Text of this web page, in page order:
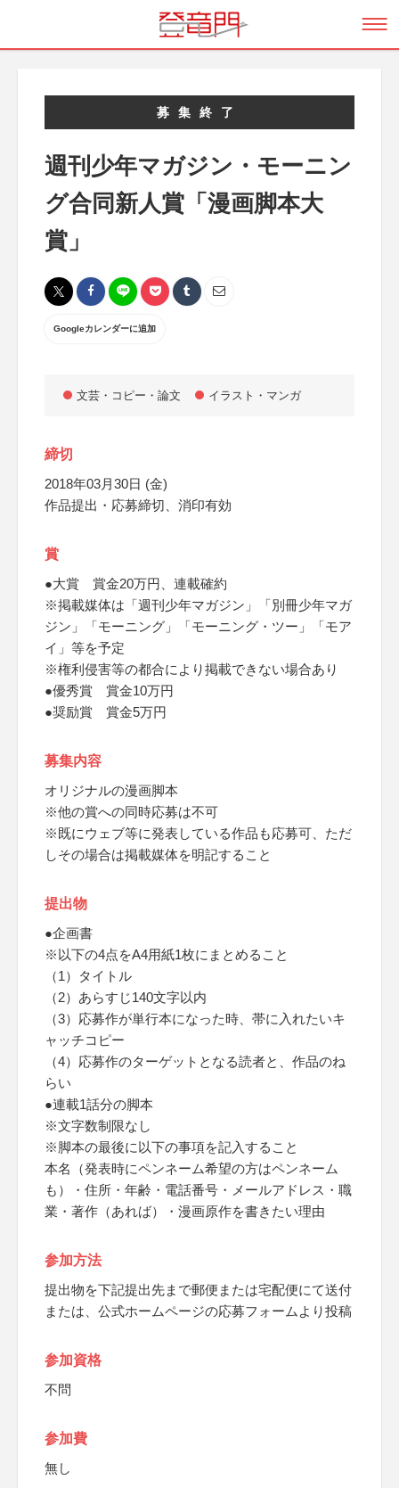
募集終了
週刊少年マガジン・モーニン
グ合同新人賞「漫画脚本大
賞」
Googleカレンダーに追加
文芸・コピー・論文 イラスト・マンガ
締切
2018年03月30日 (金)
作品提出・応募締切、消印有効
賞
●大賞 賞金20万円、連載確約
※掲載媒体は「週刊少年マガジン」「別冊少年マガ
ジン」「モーニング」「モーニング・ツー」「モア
イ」等を予定
※権利侵害等の都合により掲載できない場合あり
●優秀賞 賞金10万円
●奨励賞 賞金5万円
募集内容
オリジナルの漫画脚本
※他の賞への同時応募は不可
※既にウェブ等に発表している作品も応募可、ただ
しその場合は掲載媒体を明記すること
提出物
●企画書
※以下の4点をA4用紙1枚にまとめること
（1）タイトル
（2）あらすじ140文字以内
（3）応募作が単行本になった時、帯に入れたいキ
ャッチコピー
（4）応募作のターゲットとなる読者と、作品のね
らい
●連載1話分の脚本
※文字数制限なし
※脚本の最後に以下の事項を記入すること
本名（発表時にペンネーム希望の方はペンネーム
も）・住所・年齢・電話番号・メールアドレス・職
業・著作（あれば）・漫画原作を書きたい理由
参加方法
提出物を下記提出先まで郵便または宅配便にて送付
または、公式ホームページの応募フォームより投稿
参加資格
不問
参加費
無し